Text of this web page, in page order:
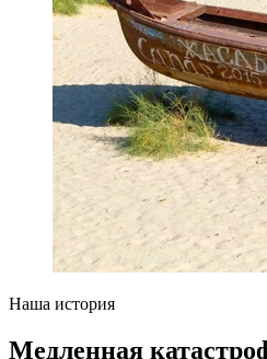
Наша история
Медленная